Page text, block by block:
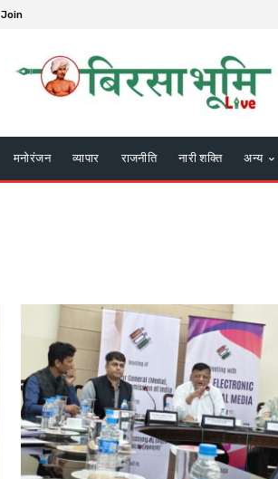
मनोरंजन व्यापार राजनीति नारी शक्ति अन्य